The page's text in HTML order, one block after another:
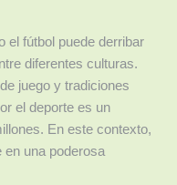
el fútbol puede derribar
diferentes culturas.
juego y tradiciones
el deporte es un
En este contexto,
en una poderosa